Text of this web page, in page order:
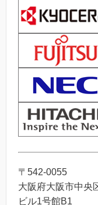
〒542-0055
大阪府大阪市中央
ビル1号館B1